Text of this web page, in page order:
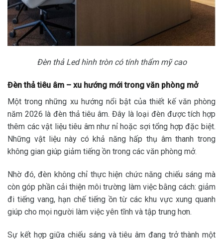
Đèn thả Led hình tròn có tính thẩm mỹ cao
Đèn thả tiêu âm – xu hướng mới trong văn phòng mở
Một trong những xu hướng nổi bật của thiết kế văn phòng
năm 2026 là đèn thả tiêu âm. Đây là loại đèn được tích hợp
thêm các vật liệu tiêu âm như nỉ hoặc sợi tổng hợp đặc biệt.
Những vật liệu này có khả năng hấp thụ âm thanh trong
không gian giúp giảm tiếng ồn trong các văn phòng mở.
Nhờ đó, đèn không chỉ thực hiện chức năng chiếu sáng mà
còn góp phần cải thiện môi trường làm việc bằng cách: giảm
đi tiếng vang, hạn chế tiếng ồn từ các khu vực xung quanh
giúp cho mọi người làm việc yên tĩnh và tập trung hơn.
Sự kết hợp giữa chiếu sáng và tiêu âm đang trở thành một